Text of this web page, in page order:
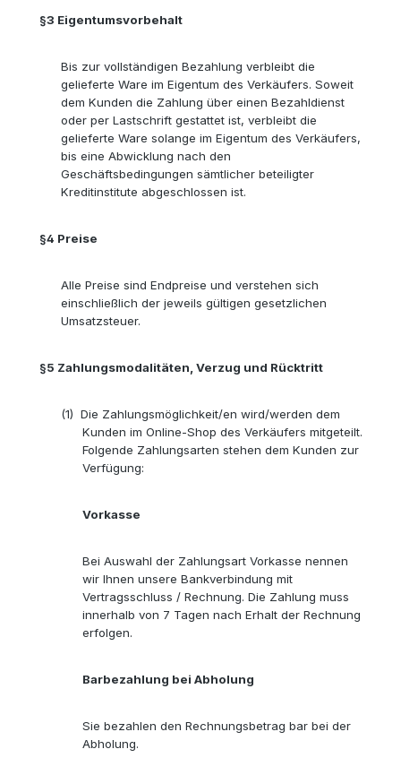
§3 Eigentumsvorbehalt
Bis zur vollständigen Bezahlung verbleibt die
gelieferte Ware im Eigentum des Verkäufers. Soweit
dem Kunden die Zahlung über einen Bezahldienst
oder per Lastschrift gestattet ist, verbleibt die
gelieferte Ware solange im Eigentum des Verkäufers,
bis eine Abwicklung nach den
Geschäftsbedingungen sämtlicher beteiligter
Kreditinstitute abgeschlossen ist.
§4 Preise
Alle Preise sind Endpreise und verstehen sich
einschließlich der jeweils gültigen gesetzlichen
Umsatzsteuer.
§5 Zahlungsmodalitäten, Verzug und Rücktritt
(1)Die Zahlungsmöglichkeit/en wird/werden dem
Kunden im Online-Shop des Verkäufers mitgeteilt.
Folgende Zahlungsarten stehen dem Kunden zur
Verfügung:
Vorkasse
Bei Auswahl der Zahlungsart Vorkasse nennen
wir Ihnen unsere Bankverbindung mit
Vertragsschluss / Rechnung. Die Zahlung muss
innerhalb von 7 Tagen nach Erhalt der Rechnung
erfolgen.
Barbezahlung bei Abholung
Sie bezahlen den Rechnungsbetrag bar bei der
Abholung.